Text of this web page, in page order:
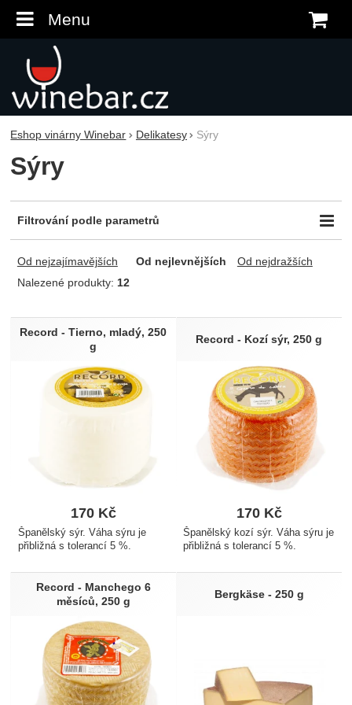
Menu
Eshop vinárny Winebar Delikatesy Sýry
Sýry
Filtrování podle parametrů
-
Od nejzajímavějších Od nejlevnějších
Od nejdražších
Nalezené produkty: 12
Produkty
Record - Tierno, mladý, 250
g
170 Kč
Španělský sýr. Váha sýru je
přibližná s tolerancí 5 %.
Record - Kozí sýr, 250 g
170 Kč
Španělský kozí sýr. Váha sýru je
přibližná s tolerancí 5 %.
Record - Manchego 6
měsíců, 250 g
Bergkäse - 250 g